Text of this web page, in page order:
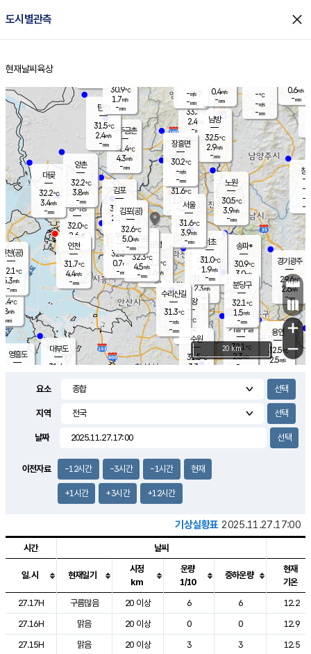
도시별관측 close
홈
현재날씨 육상
의도
℃
m/s
mm
영흥도
양주
33.3℃
2.4
-mm
과천
31.3℃
2.3m/s
- mm
용인
32.5℃
2.5m/s
경기광주
29.6℃
2.6m/s
-mm
3.8m/s
대부도
31.4
경서동
32.0℃
2.6 m/s
-mm
파주금촌
31.4℃
4.3m/s
-mm
-℃
-m/s
-mm
대곶
32.2℃
3.4m/s
-mm
창
-
-m/
-
탄현
31.5℃
2.4m/s
-mm
0.6m/s
-mm
의왕
- ℃
m/s
mm
김포
31.6℃
2.1 m/s
mm
광명
32.1
℃
2.6 m/s
-mm
부천
32.3℃
0.7m/s
-mm
양촌
32.2℃
3.8m/s
-mm
구로
32.3℃
4.5m/s
-mm
은평
31.6℃
1.3 m/s
- mm
노원
30.5℃
3.9m/s
-mm
송파*
30.9℃
3.0m/s
-mm
서초
31.0℃
1.9m/s
-mm
남방
32.5℃
2.9m/s
-mm
기흥구갈
32.1℃
2.3m/s
-
수리산길
31.3℃
-m/s
-mm
분당구
32.1℃
1.5m/s
-mm
장흥면
30.2℃
-m/s
-mm
-m/s
-mm
인천(공)
32.1℃
5.3m/s
-mm
김포(공)
32.6℃
5.0m/s
-mm
수원
31.5℃
3.3 m/s
인천
31.7℃
4.4m/s
-mm
서울
31.6℃
3.9m/s
-mm
30.9℃
1.7m/s
-mm
0.4m/s
-mm
+
−
20 km
요소
지역
날짜
이전자료 -12시간 -3시간 -1시간 현재
+1시간 +3시간 +12시간
기상실황표 2025.11.27.17:00
도시별 기상실황표로 지점, 날씨, 기온, 강수, 바람, 기압등을 안내한 표입
시간 날씨
일.시 현재일기
시정
km
운량
1/10
중하운량
현재
기온
27.17H
구름많음 20 이상 6 6
12.2
27.16H
맑음 20 이상 0 0
12.9
27.15H
맑음 20 이상 3 3
12.5